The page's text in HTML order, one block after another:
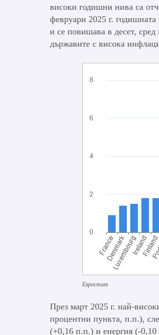
високи годишни нива са
февруари 2025 г.
и се повишава в десет,
държавите с висока
Евростат
През март 2025 г. най-
процентни пункта, п.п.),
(+0,16 п.п.) и енергия (-